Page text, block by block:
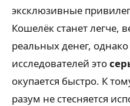
эксклюзивные
Кошелёк станет легче,
реальных денег,
исследователей это
окупается быстро. К
разум не стесняется